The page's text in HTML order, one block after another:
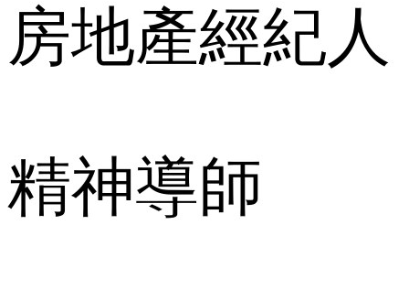
房地產經紀人
精神導師